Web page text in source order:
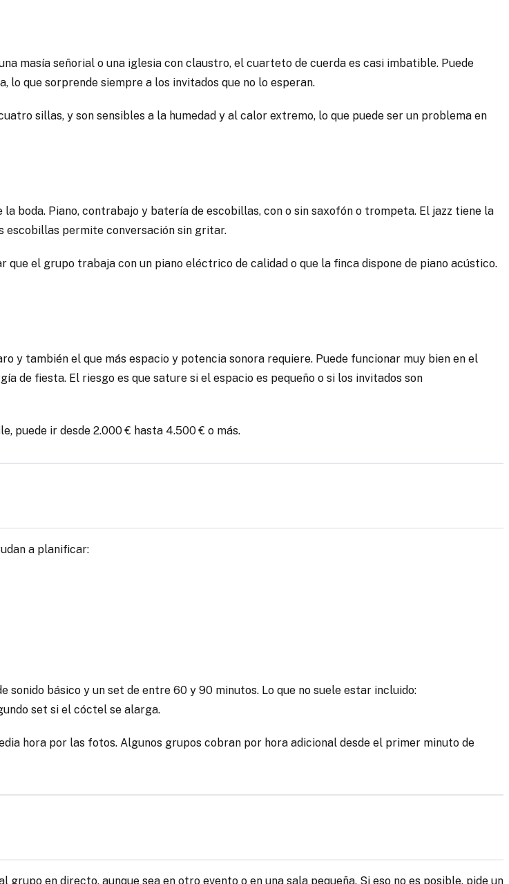
masía señorial o una iglesia con claustro, el cuarteto de cuerda es casi imbatible. Puede
lo que sorprende siempre a los invitados que no lo esperan.
sillas, y son sensibles a la humedad y al calor extremo, lo que puede ser un problema en
boda. Piano, contrabajo y batería de escobillas, con o sin saxofón o trompeta. El jazz tiene la
escobillas permite conversación sin gritar.
el grupo trabaja con un piano eléctrico de calidad o que la finca dispone de piano acústico.
y también el que más espacio y potencia sonora requiere. Puede funcionar muy bien en el
de fiesta. El riesgo es que sature si el espacio es pequeño o si los invitados son
puede ir desde 2.000 € hasta 4.500 € o más.
a planificar:
básico y un set de entre 60 y 90 minutos. Lo que no suele estar incluido:
set si el cóctel se alarga.
hora por las fotos. Algunos grupos cobran por hora adicional desde el primer minuto de
en directo, aunque sea en otro evento o en una sala pequeña. Si eso no es posible, pide un